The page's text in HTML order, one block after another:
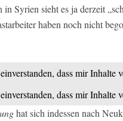
Syrien sieht es ja derzeit
haben noch nicht
dass mir Inhalte
dass mir Inhalte
hat sich indessen nach